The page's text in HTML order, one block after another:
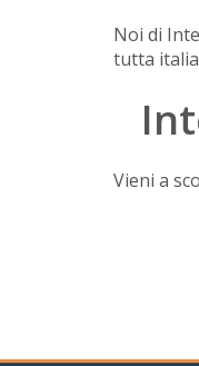
Noi di
tutta
Vieni a